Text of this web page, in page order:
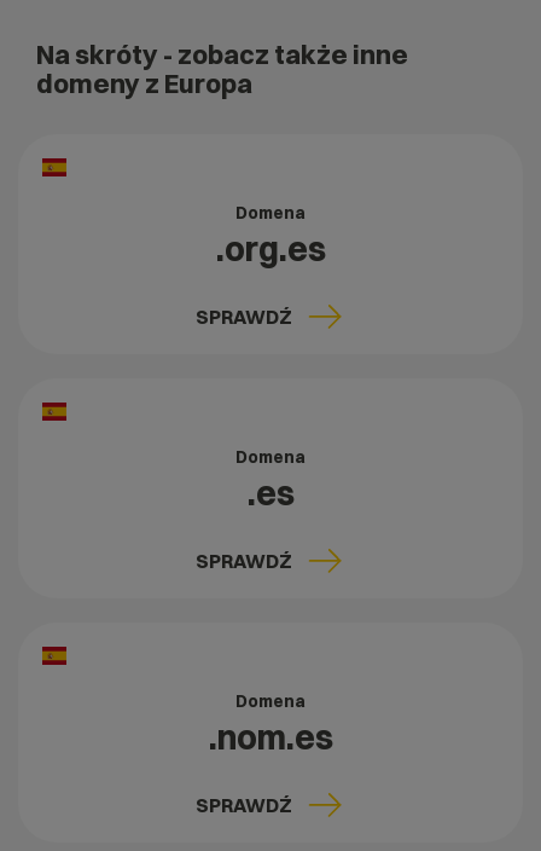
Na skróty - zobacz także inne
domeny z Europa
Domena
.org.es
SPRAWDŹ
Domena
.es
SPRAWDŹ
Domena
.nom.es
SPRAWDŹ